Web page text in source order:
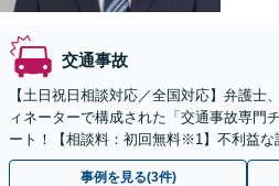
交通事故
【土日祝日相談対応／全国対応】弁護士
ィネーターで構成された「交通事故専門
ート！【相談料：初回無料※1】不利益な
ぐ相談！
事例を見る(3件)